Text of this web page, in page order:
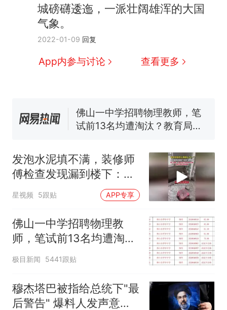
城磅礴逶迤，一派壮阔雄浑的大国
气象。
2022-01-09 回复
App内参与讨论 查看更多
人生
新 费大厨“全国小炒肉大王”称
号，仅凭视频评出？中国烹饪
回大海 目击者直呼震惊 （视频
来源：参考消息）
笔试第一被第二名传话劝弃考
已叫停招聘，成立调查组全面
核查
台风"白海豚"中心附近最大风
力已达15级 最新研判
因老师一句“跟我回家”改写了
人生
发泡水泥填不满，装修师
傅检查发现漏到楼下：出
风口未延伸到外墙
星视频 5跟贴 APP专享
佛山一中学招聘物理教
师，笔试前13名均遭淘
汰？教育局：已叫停招
极目新闻 5441跟贴
穆杰塔巴被指给总统下"最
后警告" 爆料人发声意味